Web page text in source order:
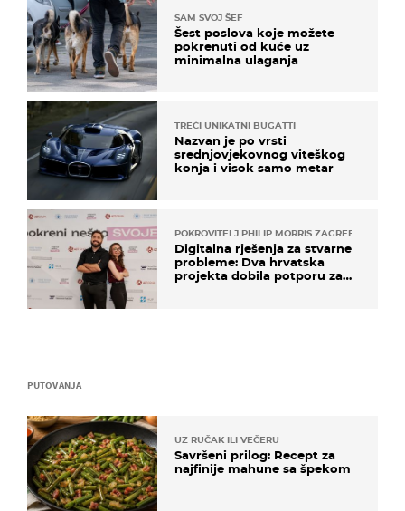
PUTOVANJA
UZ RUČAK ILI VEČERU
Savršeni prilog: Recept za
najfinije mahune sa špekom
SAM SVOJ ŠEF
Šest poslova koje možete
pokrenuti od kuće uz
minimalna ulaganja
TREĆI UNIKATNI BUGATTI
Nazvan je po vrsti
srednjovjekovnog viteškog
konja i visok samo metar
POKROVITELJ PHILIP MORRIS ZAGREB
Digitalna rješenja za stvarne
probleme: Dva hrvatska
projekta dobila potporu za